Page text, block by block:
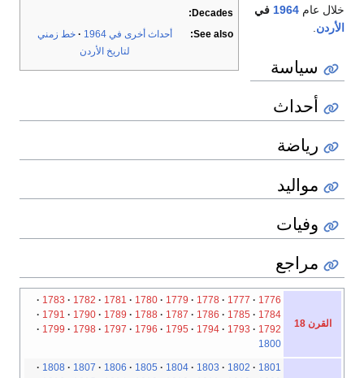
Decades:
See also:
أحداث أخرى في 1964
خط زمني
لتاريخ الأردن
خلال عام 1964 في
الأردن
سياسة
أحداث
رياضة
مواليد
وفيات
مراجع
القرن 18
1776
1777
1778
1779
1780
1781
1782
1783
1784
1785
1786
1787
1788
1789
1790
1791
1792
1793
1794
1795
1796
1797
1798
1799
1800
1801
1802
1803
1804
1805
1806
1807
1808